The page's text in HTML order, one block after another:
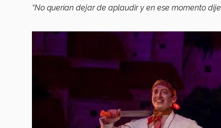
“No querían dejar de aplaudir y en ese momento dije